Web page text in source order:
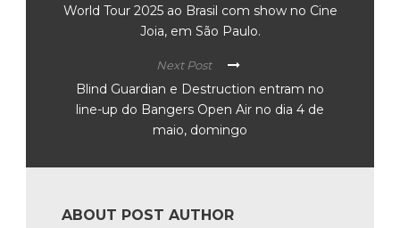
World Tour 2025 ao Brasil com show no Cine
Joia, em São Paulo.
Next Post
Blind Guardian e Destruction entram no
line-up do Bangers Open Air no dia 4 de
maio, domingo
ABOUT POST AUTHOR